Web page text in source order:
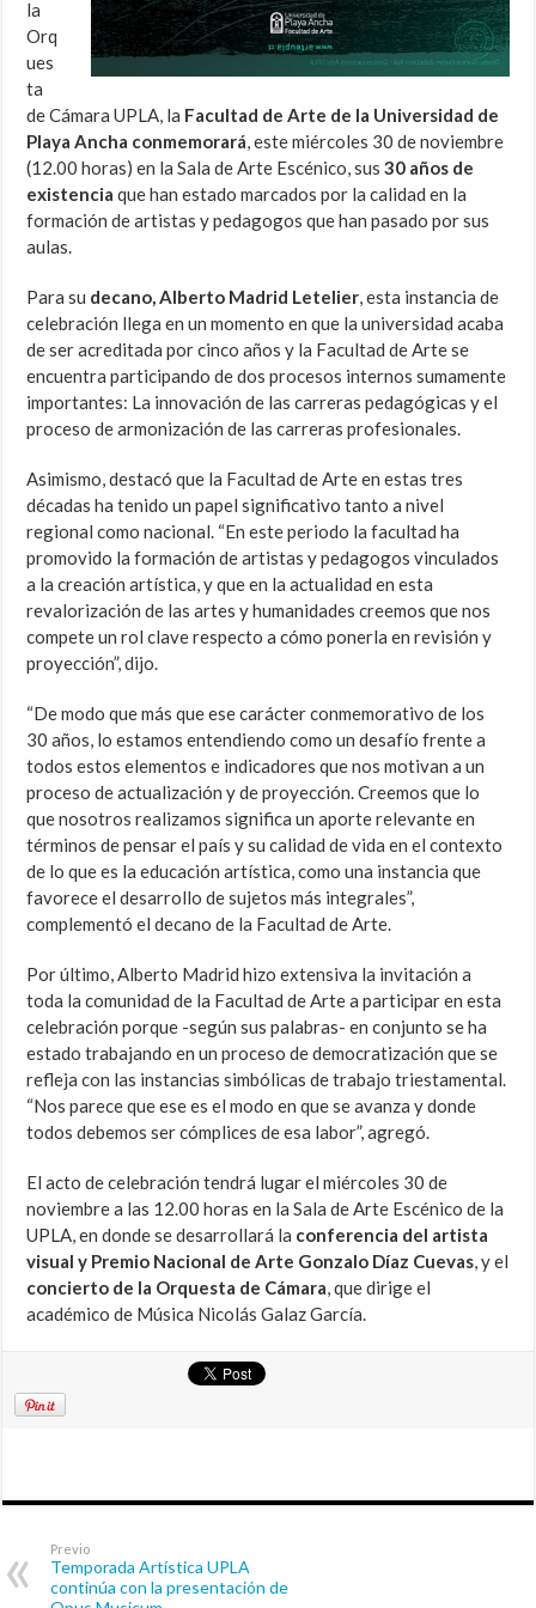
la
Orq
ues
ta
de Cámara UPLA, la Facultad de Arte de la Universidad de
Playa Ancha conmemorará, este miércoles 30 de noviembre
(12.00 horas) en la Sala de Arte Escénico, sus30 años de
existencia que han estado marcados por la calidad en la
formación de artistas y pedagogos que han pasado por sus
aulas.
Para su decano, Alberto Madrid Letelier, esta instancia de
celebración llega en un momento en que la universidad acaba
de ser acreditada por cinco años y la Facultad de Arte se
encuentra participando de dos procesos internos sumamente
importantes: La innovación de las carreras pedagógicas y el
proceso de armonización de las carreras profesionales.
Asimismo, destacó que la Facultad de Arte en estas tres
décadas ha tenido un papel significativo tanto a nivel
regional como nacional. “En este periodo la facultad ha
promovido la formación de artistas y pedagogos vinculados
a la creación artística, y que en la actualidad en esta
revalorización de las artes y humanidades creemos que nos
compete un rol clave respecto a cómo ponerla en revisión y
proyección”, dijo.
“De modo que más que ese carácter conmemorativo de los
30 años, lo estamos entendiendo como un desafío frente a
todos estos elementos e indicadores que nos motivan a un
proceso de actualización y de proyección. Creemos que lo
que nosotros realizamos significa un aporte relevante en
términos de pensar el país y su calidad de vida en el contexto
de lo que es la educación artística, como una instancia que
favorece el desarrollo de sujetos más integrales”,
complementó el decano de la Facultad de Arte.
Por último, Alberto Madrid hizo extensiva la invitación a
toda la comunidad de la Facultad de Arte a participar en esta
celebración porque -según sus palabras- en conjunto se ha
estado trabajando en un proceso de democratización que se
refleja con las instancias simbólicas de trabajo triestamental.
“Nos parece que ese es el modo en que se avanza y donde
todos debemos ser cómplices de esa labor”, agregó.
El acto de celebración tendrá lugar el miércoles 30 de
noviembre a las 12.00 horas en la Sala de Arte Escénico de la
UPLA, en donde se desarrollará la conferencia del artista
visual y Premio Nacional de Arte Gonzalo Díaz Cuevas, y el
concierto de la Orquesta de Cámara, que dirige el
académico de Música Nicolás Galaz García.
Previo
Temporada Artística UPLA
continúa con la presentación de